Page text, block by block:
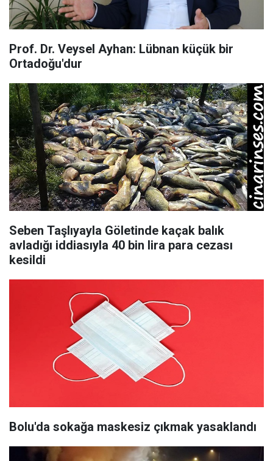
Prof. Dr. Veysel Ayhan: Lübnan küçük bir
Ortadoğu'dur
Seben Taşlıyayla Göletinde kaçak balık
avladığı iddiasıyla 40 bin lira para cezası
kesildi
Bolu'da sokağa maskesiz çıkmak yasaklandı